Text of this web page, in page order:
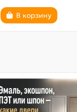
В корзину